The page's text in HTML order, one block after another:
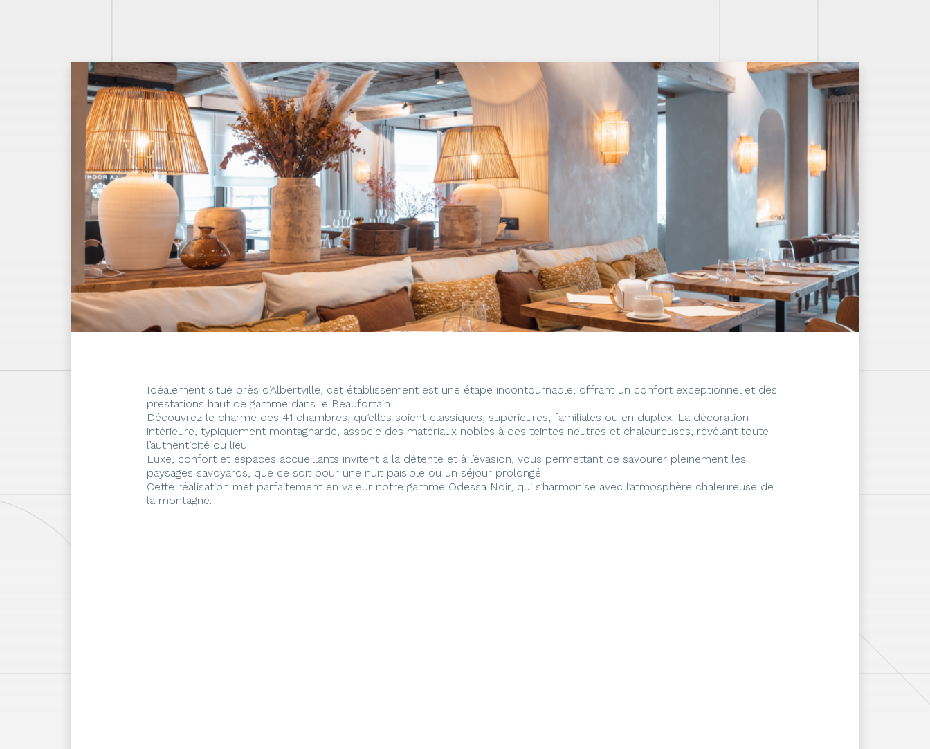
Idéalement situé près d’Albertville, cet établissement est une étape incontournable, offrant un confort exceptionnel et des
prestations haut de gamme dans le Beaufortain.
Découvrez le charme des 41 chambres, qu’elles soient classiques, supérieures, familiales ou en duplex. La décoration
intérieure, typiquement montagnarde, associe des matériaux nobles à des teintes neutres et chaleureuses, révélant toute
l’authenticité du lieu.
Luxe, confort et espaces accueillants invitent à la détente et à l’évasion, vous permettant de savourer pleinement les
paysages savoyards, que ce soit pour une nuit paisible ou un séjour prolongé.
Cette réalisation met parfaitement en valeur notre gamme Odessa Noir, qui s’harmonise avec l’atmosphère chaleureuse de
la montagne.